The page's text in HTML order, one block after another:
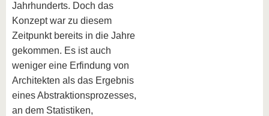
Jahrhunderts. Doch das
Konzept war zu diesem
Zeitpunkt bereits in die Jahre
gekommen. Es ist auch
weniger eine Erfindung von
Architekten als das Ergebnis
eines Abstraktionsprozesses,
an dem Statistiken,